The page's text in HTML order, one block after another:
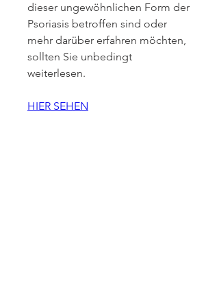
dieser ungewöhnlichen Form der
Psoriasis betroffen sind oder
mehr darüber erfahren möchten,
sollten Sie unbedingt
weiterlesen.
HIER SEHEN